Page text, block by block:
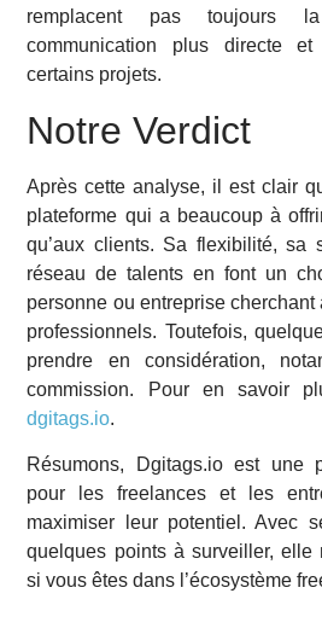
remplacent pas toujours
communication plus directe et
certains projets.
Notre Verdict
Après cette analyse, il est clair
plateforme qui a beaucoup à
qu’aux clients. Sa flexibilité, sa
réseau de talents en font un
personne ou entreprise
professionnels. Toutefois,
prendre en considération,
commission. Pour en savoir
dgitags.io.
Résumons, Dgitags.io est une
pour les freelances et les
maximiser leur potentiel. Avec
quelques points à surveiller, elle
si vous êtes dans l’écosystème